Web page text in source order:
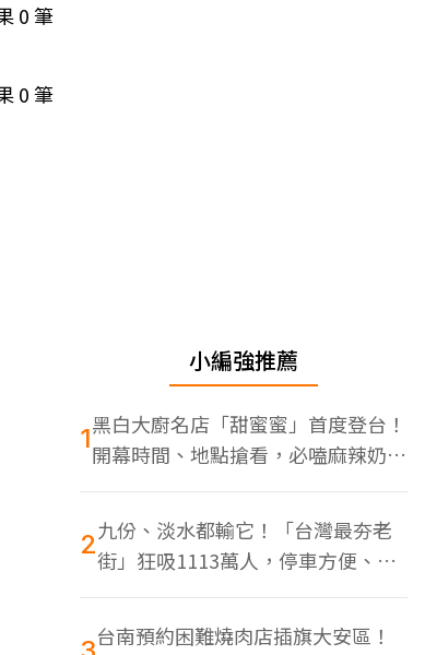
0筆
0筆
小編強推薦
1黑白大廚名店「甜蜜蜜」首度登台！
開幕時間、地點搶看，必嗑麻辣奶油
蝦
2九份、淡水都輸它！「台灣最夯老
街」狂吸1113萬人，停車方便、特
色美食多
台南預約困難燒肉店插旗大安區！